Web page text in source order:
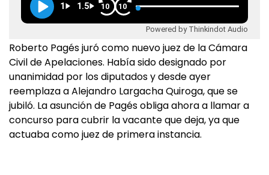
1 1.5 10 10
Powered by Thinkindot Audio
Roberto Pagés juró como nuevo juez de la Cámara
Civil de Apelaciones. Había sido designado por
unanimidad por los diputados y desde ayer
reemplaza a Alejandro Largacha Quiroga, que se
jubiló. La asunción de Pagés obliga ahora a llamar a
concurso para cubrir la vacante que deja, ya que
actuaba como juez de primera instancia.